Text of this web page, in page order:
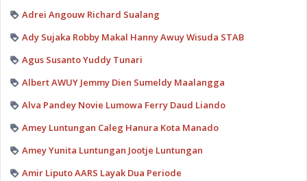
Adrei Angouw Richard Sualang
Ady Sujaka Robby Makal Hanny Awuy Wisuda STAB
Agus Susanto Yuddy Tunari
Albert AWUY Jemmy Dien Sumeldy Maalangga
Alva Pandey Novie Lumowa Ferry Daud Liando
Amey Luntungan Caleg Hanura Kota Manado
Amey Yunita Luntungan Jootje Luntungan
Amir Liputo AARS Layak Dua Periode